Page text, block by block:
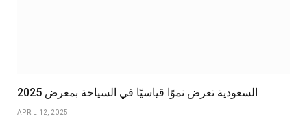
السعودية تعرض نموًا قياسيًا في السياحة بمعرض 2025
APRIL 12, 2025